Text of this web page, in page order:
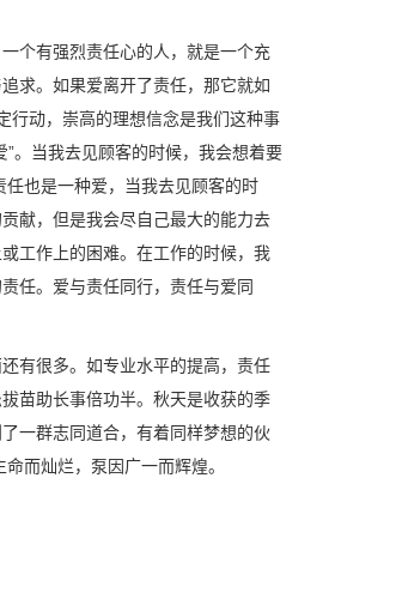
个有强烈责任心的人，就是一个充
求。如果爱离开了责任，那它就如
行动，崇高的理想信念是我们这种事
。当我去见顾客的时候，我会想着要
也是一种爱，当我去见顾客的时
献，但是我会尽自己最大的能力去
工作上的困难。在工作的时候，我
任。爱与责任同行，责任与爱同
有很多。如专业水平的提高，责任
苗助长事倍功半。秋天是收获的季
一群志同道合，有着同样梦想的伙
而灿烂，泵因广一而辉煌。